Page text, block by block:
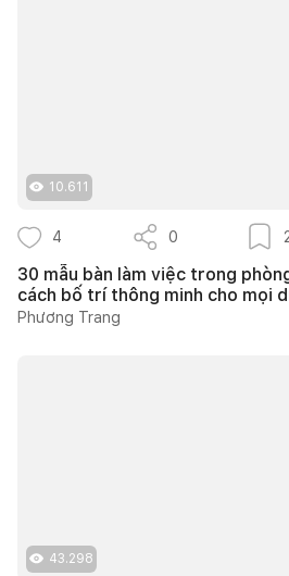
10.611
4 0
30 mẫu bàn làm việc trong
cách bố trí thông minh cho mọi
Phương Trang
43.298